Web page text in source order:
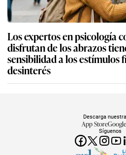
Los expertos en psicología
disfrutan de los abrazos
sensibilidad a los estímulos
desinterés
Síguenos
Descarga
App Store